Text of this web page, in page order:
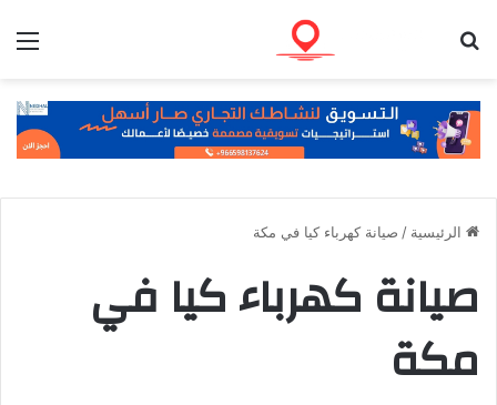
الرئيسية / صيانة كهرباء كيا في مكة
صيانة كهرباء كيا في
مكة